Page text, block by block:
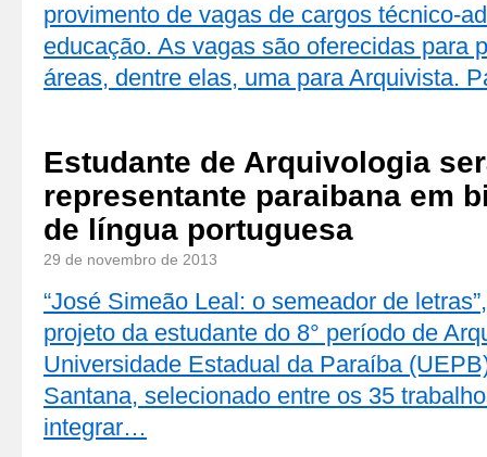
provimento de vagas de cargos técnico-
educação. As vagas são oferecidas para
áreas, dentre elas, uma para Arquivista.
Estudante de Arquivologia
representante paraibana em
de língua portuguesa
29 de novembro de 2013
“José Simeão Leal: o semeador de
projeto da estudante do 8° período de
Universidade Estadual da Paraíba
Santana, selecionado entre os 35
integrar…